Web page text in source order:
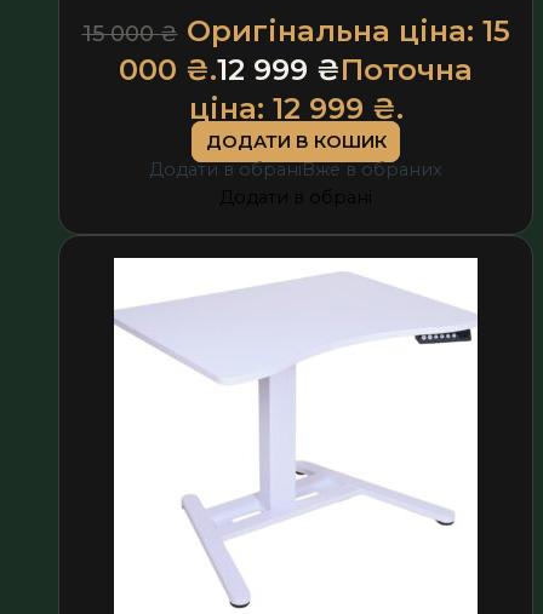
15 000₴ Оригінальна ціна: 15
000 ₴.12 999 ₴Поточна
ціна: 12 999 ₴.
ДОДАТИ В КОШИК
Додати в обраніВже в обраних